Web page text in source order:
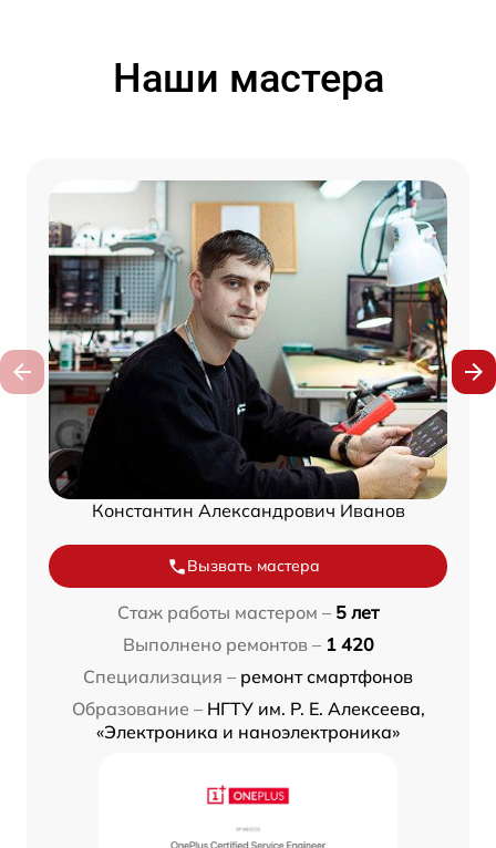
Наши мастера
Константин Александрович Иванов
Вызвать мастера
Стаж работы мастером – 5 лет
Выполнено ремонтов – 1 420
Специализация – ремонт смартфонов
Образование – НГТУ им. Р. Е. Алексеева,
«Электроника и наноэлектроника»